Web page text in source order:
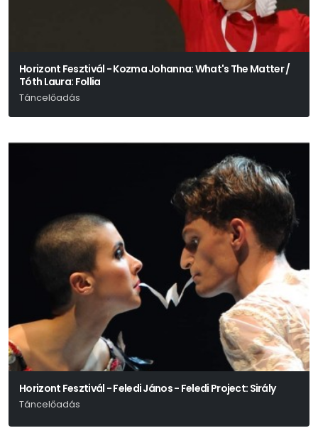
Horizont Fesztivál - Kozma Johanna: What's The Matter /
Tóth Laura: Follia
Táncelőadás
Horizont Fesztivál - Feledi János - Feledi Project: Sirály
Táncelőadás